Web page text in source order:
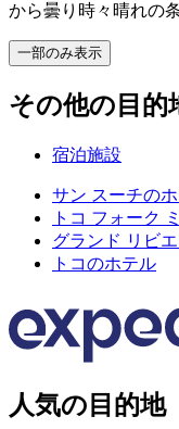
から曇り時々晴れの
一部のみ表示
その他の目的
宿泊施設
サン スーチの
トコ フォーク
グランド リビ
トコのホテル
人気の目的地